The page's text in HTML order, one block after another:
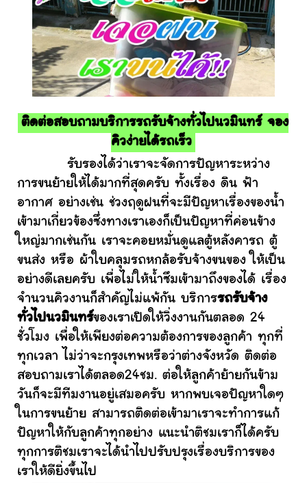
ติดต่อสอบถามบริการรถรับจ้างทั่วไปนวมินทร์ จอง
คิวง่ายได้รถเร็ว
รับรองได้ว่าเราจะจัดการปัญหาระหว่าง
การขนย้ายให้ได้มากที่สุดครับ ทั้งเรื่อง ดิน ฟ้า
อากาศ อย่างเช่น ช่วงฤดูฝนที่จะมีปัญหาเรื่องของน้ำ
เข้ามาเกี่ยวข้องซึ่งทางเราเองก็เป็นปัญหาที่ค่อนข้าง
ใหญ่มากเช่นกัน เราจะคอยหมั่นดูแลตู้หลังคารถ ตู้
ขนส่ง หรือ ผ้าใบคลุมรถหกล้อรับจ้างขนของ ให้เป็น
อย่างดีเลยครับ เพื่อไม่ให้น้ำซึมเข้ามาถึงของได้ เรื่อง
จำนวนคิวงานก็สำคัญไม่แพ้กัน บริการรถรับจ้าง
ทั่วไปนวมินทร์ของเราเปิดให้วิ่งงานกันตลอด 24
ชั่วโมง เพื่อให้เพียงต่อความต้องการของลูกค้า ทุกที่
ทุกเวลา ไม่ว่าจะกรุงเทพหรือว่าต่างจังหวัด ติดต่อ
สอบถามเราได้ตลอด24ชม. ต่อให้ลูกค้าย้ายกันข้าม
วันก็จะมีทีมงานอยู่เสมอครับ หากพบเจอปัญหาใดๆ
ในการขนย้าย สามารถติดต่อเข้ามาเราจะทำการแก้
ปัญหาให้กับลูกค้าทุกอย่าง แนะนำติชมเราก็ได้ครับ
ทุกการติชมเราจะได้นำไปปรับปรุงเรื่องบริการของ
เราให้ดียิ่งขึ้นไป